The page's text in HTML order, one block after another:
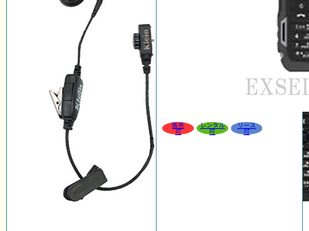
販売
可
レンタル
可
リース
可